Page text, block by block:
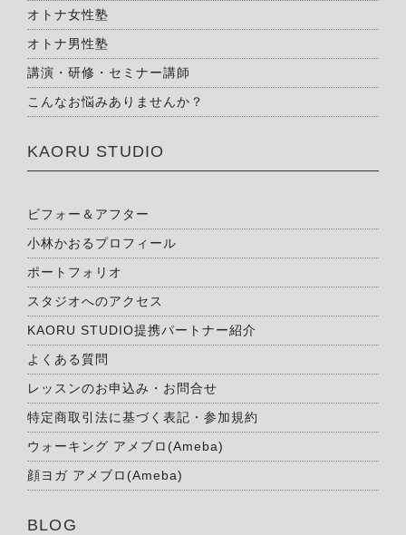
オトナ女性塾
オトナ男性塾
講演・研修・セミナー講師
こんなお悩みありませんか？
KAORU STUDIO
ビフォー＆アフター
小林かおるプロフィール
ポートフォリオ
スタジオへのアクセス
KAORU STUDIO提携パートナー紹介
よくある質問
レッスンのお申込み・お問合せ
特定商取引法に基づく表記・参加規約
ウォーキング アメブロ(Ameba)
顔ヨガ アメブロ(Ameba)
BLOG